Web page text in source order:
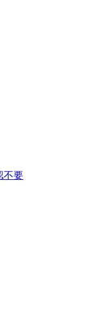
不要